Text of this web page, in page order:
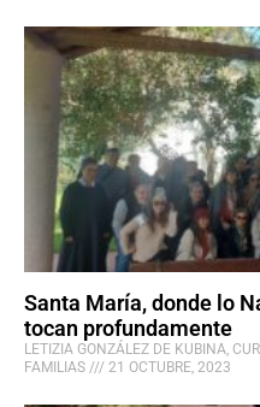
Santa María, donde lo
tocan profundamente
LETIZIA GONZÁLEZ DE KUBINA,
FAMILIAS
21 OCTUBRE, 2023